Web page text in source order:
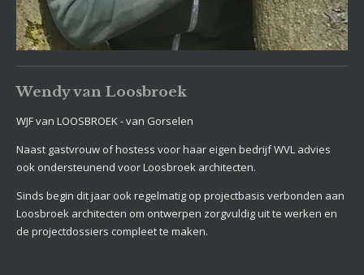
Wendy van Loosbroek
WJF van LOOSBROEK - van Gorselen
Naast gastvrouw of hostess voor haar eigen bedrijf WVL advies
ook ondersteunend voor Loosbroek architecten.
Sinds begin dit jaar ook regelmatig op projectbasis verbonden aan
Loosbroek architecten om ontwerpen zorgvuldig uit te werken en
de projectdossiers compleet te maken.